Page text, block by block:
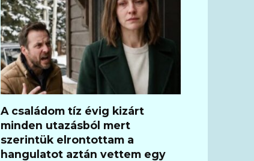
A családom tíz évig kizárt
minden utazásból mert
szerintük elrontottam a
hangulatot aztán vettem egy